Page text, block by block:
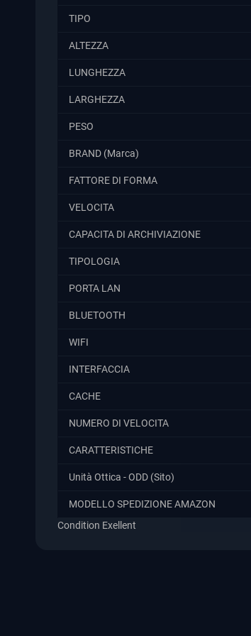
TIPO
ALTEZZA
LUNGHEZZA
LARGHEZZA
PESO
BRAND (Marca)
FATTORE DI FORMA
VELOCITA
CAPACITA DI ARCHIVIAZIONE
TIPOLOGIA
PORTA LAN
BLUETOOTH
WIFI
INTERFACCIA
CACHE
NUMERO DI VELOCITA
CARATTERISTICHE
Unità Ottica - ODD (Sito)
MODELLO SPEDIZIONE AMAZON
Condition Exellent